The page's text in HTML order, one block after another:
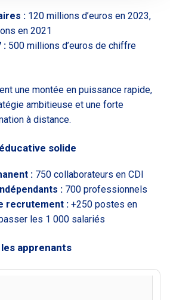
: 120 millions d’euros en 2023,
en 2021
: 500 millions d’euros de chiffre
une montée en puissance rapide,
ambitieuse et une forte
à distance.
solide
: 750 collaborateurs en CDI
: 700 professionnels
recrutement : +250 postes en
les 1 000 salariés
apprenants